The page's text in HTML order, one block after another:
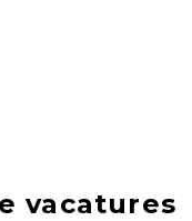
vacatures